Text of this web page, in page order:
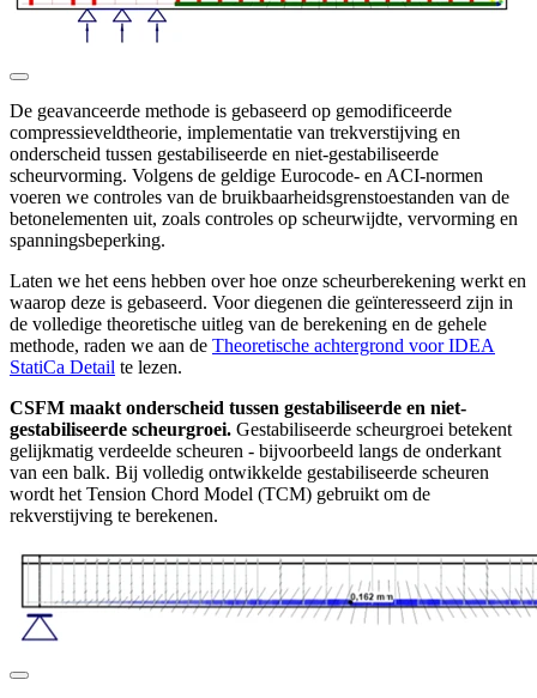
De geavanceerde methode is gebaseerd op gemodificeerde
compressieveldtheorie, implementatie van trekverstijving en
onderscheid tussen gestabiliseerde en niet-gestabiliseerde
scheurvorming. Volgens de geldige Eurocode- en ACI-normen
voeren we controles van de bruikbaarheidsgrenstoestanden van de
betonelementen uit, zoals controles op scheurwijdte, vervorming en
spanningsbeperking.
Laten we het eens hebben over hoe onze scheurberekening werkt en
waarop deze is gebaseerd. Voor diegenen die geïnteresseerd zijn in
de volledige theoretische uitleg van de berekening en de gehele
methode, raden we aan de Theoretische achtergrond voor IDEA
StatiCa Detail te lezen.
CSFM maakt onderscheid tussen gestabiliseerde en niet-
gestabiliseerde scheurgroei. Gestabiliseerde scheurgroei betekent
gelijkmatig verdeelde scheuren - bijvoorbeeld langs de onderkant
van een balk. Bij volledig ontwikkelde gestabiliseerde scheuren
wordt het Tension Chord Model (TCM) gebruikt om de
rekverstijving te berekenen.